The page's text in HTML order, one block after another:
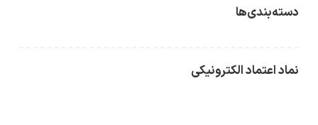
دسته‌بندی‌ها
نماد اعتماد الکترونیکی